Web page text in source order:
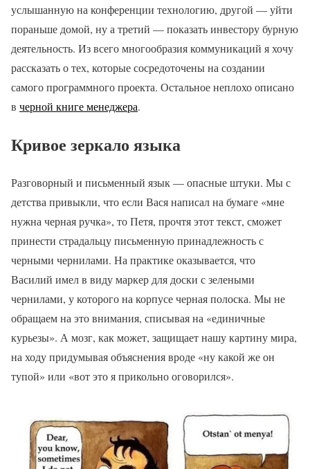
услышанную на конференции технологию, другой — уйти
пораньше домой, ну а третий — показать инвестору бурную
деятельность. Из всего многообразия коммуникаций я хочу
рассказать о тех, которые сосредоточены на создании
самого программного проекта. Остальное неплохо описано
в черной книге менеджера.
Кривое зеркало языка
Разговорный и письменный язык — опасные штуки. Мы с
детства привыкли, что если Вася написал на бумаге «мне
нужна черная ручка», то Петя, прочтя этот текст, сможет
принести страдальцу письменную принадлежность с
черными чернилами. На практике оказывается, что
Василий имел в виду маркер для доски с зелеными
чернилами, у которого на корпусе черная полоска. Мы не
обращаем на это внимания, списывая на «единичные
курьезы». А мозг, как может, защищает нашу картину мира,
на ходу придумывая объяснения вроде «ну какой же он
тупой» или «вот это я прикольно оговорился».